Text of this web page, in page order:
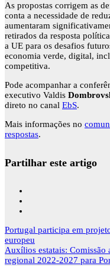
As propostas corrigem as
conta a necessidade de
aumentaram
retirados da resposta
a UE para os desafios
economia verde, digital,
competitiva.
Pode acompanhar a
executivo Valdis
direto no canal EbS.
Mais informações no
respostas.
Partilhar este artigo
Navegação
de
artigos
Portugal participa em
europeu
Auxílios estatais:
regional 2022-2027 para